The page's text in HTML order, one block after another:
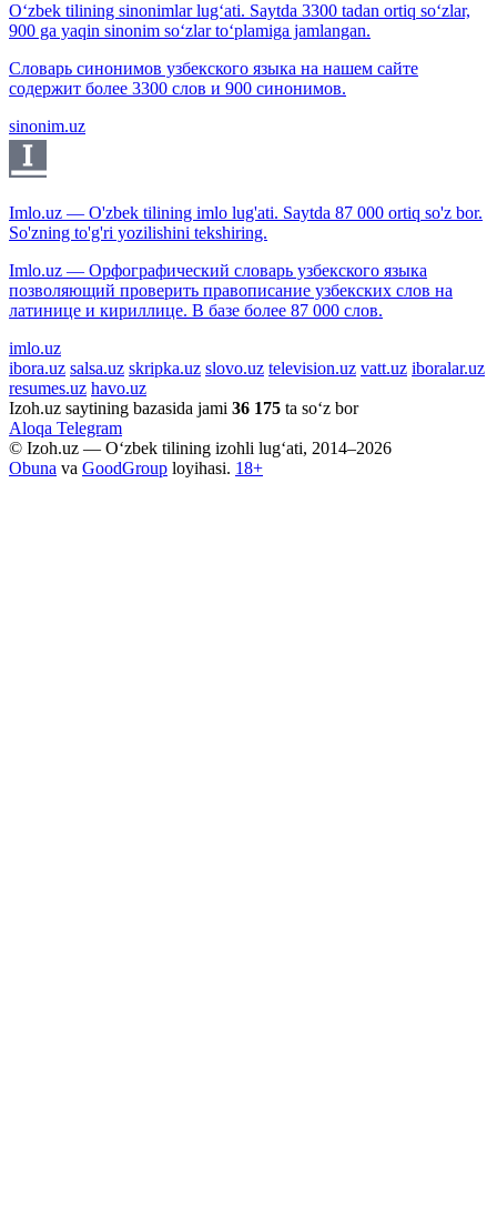
O‘zbek tilining sinonimlar lug‘ati. Saytda 3300 tadan ortiq so‘zlar,
900 ga yaqin sinonim so‘zlar to‘plamiga jamlangan.
Словарь синонимов узбекского языка на нашем сайте
содержит более 3300 слов и 900 синонимов.
sinonim.uz
Imlo.uz — O'zbek tilining imlo lug'ati. Saytda 87 000 ortiq so'z bor.
So'zning to'g'ri yozilishini tekshiring.
Imlo.uz — Орфографический словарь узбекского языка
позволяющий проверить правописание узбекских слов на
латинице и кириллице. В базе более 87 000 слов.
imlo.uz
ibora.uz salsa.uz skripka.uz slovo.uz television.uz vatt.uz iboralar.uz
resumes.uz havo.uz
Izoh.uz saytining bazasida jami 36 175 ta so‘z bor
Aloqa Telegram
© Izoh.uz — O‘zbek tilining izohli lug‘ati, 2014–2026
Obuna va GoodGroup loyihasi. 18+